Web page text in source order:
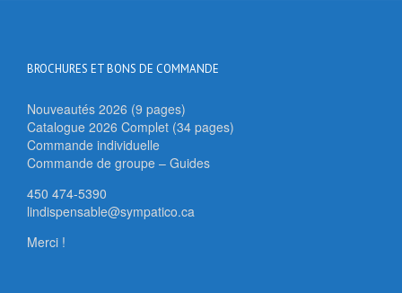
BROCHURES ET BONS DE COMMANDE
Nouveautés 2026 (9 pages)
Catalogue 2026 Complet (34 pages)
Commande individuelle
Commande de groupe – Guides
450 474-5390
lindispensable@sympatico.ca
Merci !